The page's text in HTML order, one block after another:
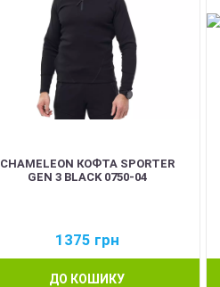
CHAMELEON КОФТА SPORTER
GEN 3 BLACK 0750-04
1375 грн
ДО КОШИКУ